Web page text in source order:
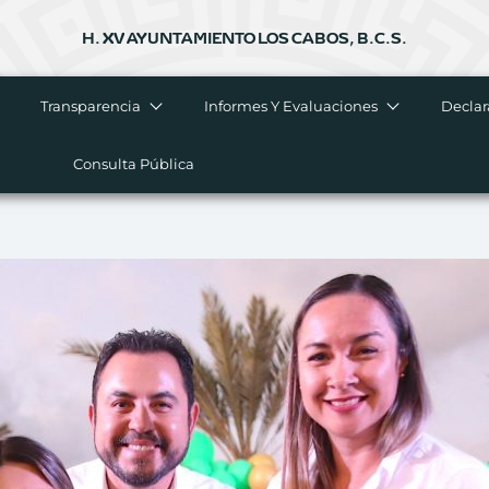
H. XV AYUNTAMIENTO LOS CABOS, B.C.S.
Transparencia Informes Y Evaluaciones
Consulta Pública